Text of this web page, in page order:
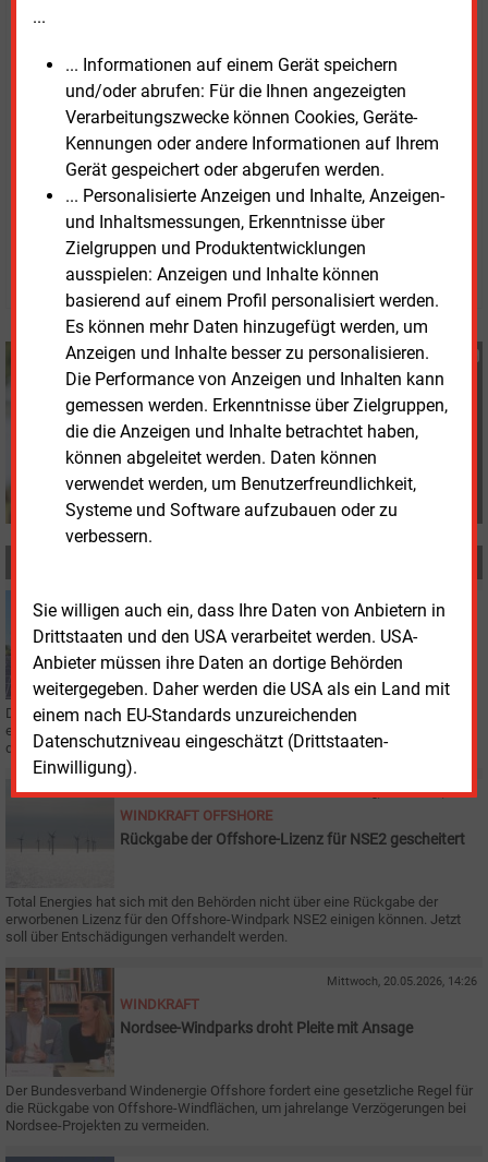
...
... Informationen auf einem Gerät speichern
und/oder abrufen: Für die Ihnen angezeigten
Verarbeitungszwecke können Cookies, Geräte-
Kennungen oder andere Informationen auf Ihrem
Gerät gespeichert oder abgerufen werden.
... Personalisierte Anzeigen und Inhalte, Anzeigen-
und Inhaltsmessungen, Erkenntnisse über
Zielgruppen und Produktentwicklungen
ausspielen: Anzeigen und Inhalte können
basierend auf einem Profil personalisiert werden.
Es können mehr Daten hinzugefügt werden, um
Anzeigen und Inhalte besser zu personalisieren.
Die Performance von Anzeigen und Inhalten kann
gemessen werden. Erkenntnisse über Zielgruppen,
die die Anzeigen und Inhalte betrachtet haben,
können abgeleitet werden. Daten können
verwendet werden, um Benutzerfreundlichkeit,
Systeme und Software aufzubauen oder zu
verbessern.
Sie willigen auch ein, dass Ihre Daten von Anbietern in
Drittstaaten und den USA verarbeitet werden. USA-
Anbieter müssen ihre Daten an dortige Behörden
weitergegeben. Daher werden die USA als ein Land mit
einem nach EU-Standards unzureichenden
Datenschutzniveau eingeschätzt (Drittstaaten-
Einwilligung).
Chance sähen, aus ihren teuren Verpflichtungen zu
entkommen.
Studie des Fraunhofer IWES zu Abschattungseffekten
steht im Internet bereit.
Susanne Harmsen
© 2026 Energie & Management GmbH
Susanne Harmsen
+49 (0) 151 28207503
s.harmsen@energie-
und-management.de
Montag, 3.08.2026, 17:32
REGENERATIVE
Die französische Total Energies übernimmt vom Shell-Konzern die
europäischen Erneuerbaren-Aktivitäten an Land und gibt gleichzeitig Teile
des Portfolios an den Investor KKRweiter.
Donnerstag, 11.06.2026, 14:34
WINDKRAFT OFFSHORE
Rückgabe der Offshore-Lizenz für NSE2 gescheitert
Total Energies hat sich mit den Behörden nicht über eine Rückgabe der
erworbenen Lizenz für den Offshore-Windpark NSE2 einigen können. Jetzt
soll über Entschädigungen verhandelt werden.
Mittwoch, 20.05.2026, 14:26
WINDKRAFT
Nordsee-Windparks droht Pleite mit Ansage
Der Bundesverband Windenergie Offshore fordert eine gesetzliche Regel für
die Rückgabe von Offshore-Windflächen, um jahrelange Verzögerungen bei
Nordsee-Projekten zu vermeiden.